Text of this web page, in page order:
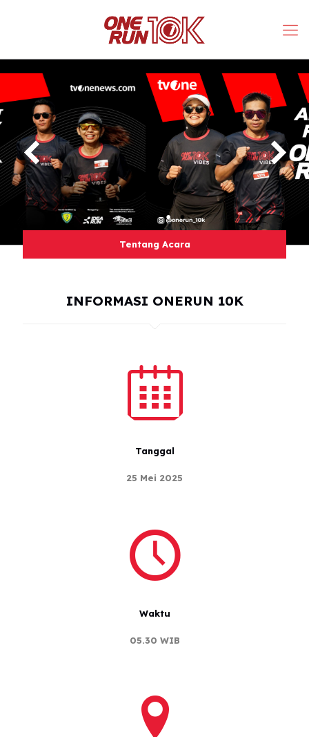
days
00
hours
00
00
seconds
Tentang Acara
INFORMASI ONERUN 10K
Tanggal
25 Mei 2025
Waktu
05.30 WIB